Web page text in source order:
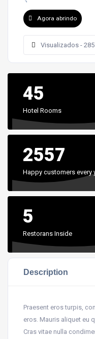
Agora abrindo
Visualizados - 285
45
Hotel Rooms
2557
Happy customers every
5
Restorans Inside
Description
Praesent eros turpis,
eros. Mauris aliquet eu
Cras vitae nulla